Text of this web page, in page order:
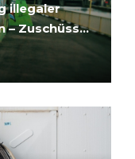
illegaler
– Zuschüsse